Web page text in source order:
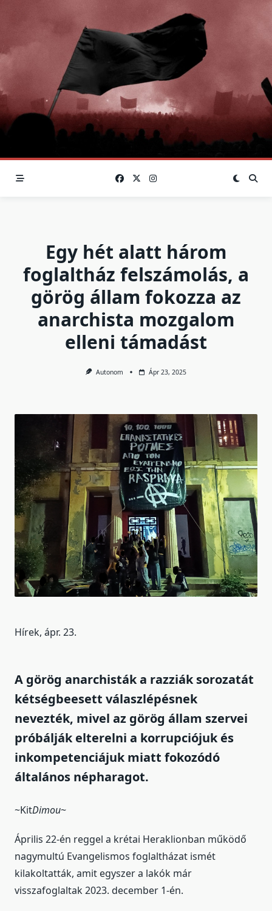
Egy hét alatt három
foglaltház felszámolás, a
görög állam fokozza az
anarchista mozgalom
elleni támadást
Autonom Ápr 23, 2025
Hírek, ápr. 23.
A görög anarchisták a razziák sorozatát
kétségbeesett válaszlépésnek
nevezték, mivel az görög állam szervei
próbálják elterelni a korrupciójuk és
inkompetenciájuk miatt fokozódó
általános népharagot.
~KitDimou~
Április 22-én reggel a krétai Heraklionban működő
nagymultú Evangelismos foglaltházat ismét
kilakoltatták, amit egyszer a lakók már
visszafoglaltak 2023. december 1-én.